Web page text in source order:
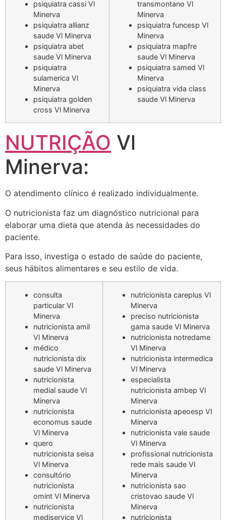
psiquiatra cassi Vl
Minerva
psiquiatra allianz
saude Vl Minerva
psiquiatra abet
saude Vl Minerva
psiquiatra
sulamerica Vl
Minerva
psiquiatra golden
cross Vl Minerva
transmontano Vl
Minerva
psiquiatra funcesp Vl
Minerva
psiquiatra mapfre
saude Vl Minerva
psiquiatra samed Vl
Minerva
psiquiatra vida class
saude Vl Minerva
NUTRIÇÃO Vl
Minerva:
O atendimento clínico é realizado individualmente.
O nutricionista faz um diagnóstico nutricional para
elaborar uma dieta que atenda às necessidades do
paciente.
Para isso, investiga o estado de saúde do paciente,
seus hábitos alimentares e seu estilo de vida.
consulta
particular Vl
Minerva
nutricionista amil
Vl Minerva
médico
nutricionista dix
saude Vl Minerva
nutricionista
medial saude Vl
Minerva
nutricionista
economus saude
Vl Minerva
quero
nutricionista seisa
Vl Minerva
consultório
nutricionista
omint Vl Minerva
nutricionista
mediservice Vl
nutricionista careplus Vl
Minerva
preciso nutricionista
gama saude Vl Minerva
nutricionista notredame
Vl Minerva
nutricionista intermedica
Vl Minerva
especialista
nutricionista ambep Vl
Minerva
nutricionista apeoesp Vl
Minerva
nutricionista vale saude
Vl Minerva
profissional nutricionista
rede mais saude Vl
Minerva
nutricionista sao
cristovao saude Vl
Minerva
nutricionista